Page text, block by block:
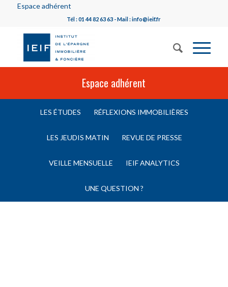
Espace adhérent
Tél : 01 44 82 63 63 - Mail : info@ieif.fr
Espace adhérent
LES ÉTUDES RÉFLEXIONS IMMOBILIÈRES
LES JEUDIS MATIN REVUE DE PRESSE
VEILLE MENSUELLE IEIF ANALYTICS
UNE QUESTION ?